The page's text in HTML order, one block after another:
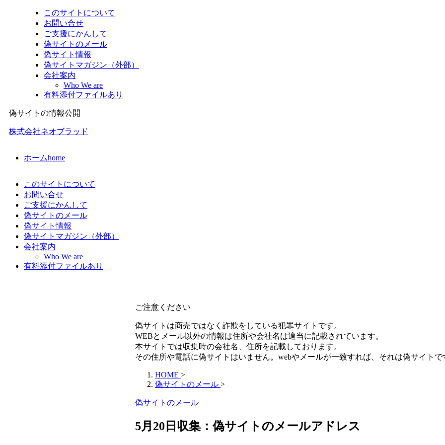
このサイトについて
お問い合せ
ご支援にかんして
偽サイトのメール
偽サイト情報
偽サイトマガジン（外部）
会社案内
Who We are
有料添付ファイルあり
偽サイトの情報公開
株式会社ネオブラッド
ホームhome
このサイトについて
お問い合せ
ご支援にかんして
偽サイトのメール
偽サイト情報
偽サイトマガジン（外部）
会社案内
Who We are
有料添付ファイルあり
ご注意ください
偽サイトは商売ではなく詐欺をしている犯罪サイトです。
WEBとメール以外の情報は住所や会社名は適当に記載されています。
本サイトでは収集時の会社名、住所を記載しております。
その住所や電話に偽サイトはいません。webやメールが一致すれば、それは偽サイトで
HOME >
偽サイトのメール >
偽サイトのメール
5月20日収集：偽サイトのメールアドレス